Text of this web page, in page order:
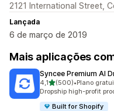
2121 International Street,
Lançada
6 de março de 2019
Mais aplicações
Syncee Premium AI
4,1de 5 estrelas
(500)
500 total de avaliações
•Plano
Dropship high-profit
Built for Shopify